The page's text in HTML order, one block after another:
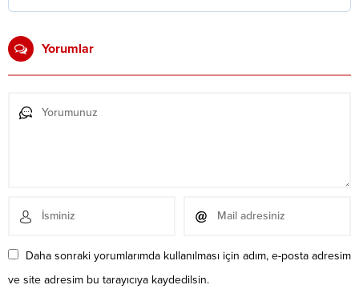
Yorumlar
Daha sonraki yorumlarımda kullanılması için adım, e-posta adresim
ve site adresim bu tarayıcıya kaydedilsin.